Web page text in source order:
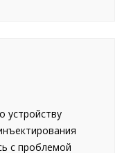
устройству
с проблемой